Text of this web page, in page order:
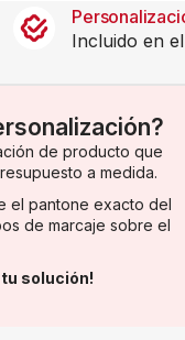
Incluido en
de producto que
a medida.
el pantone exacto del
de marcaje sobre el
solución!